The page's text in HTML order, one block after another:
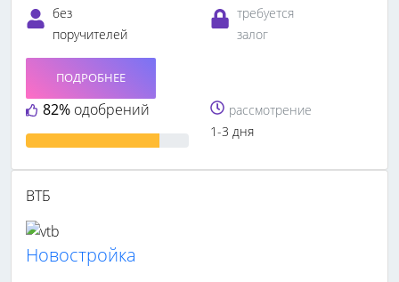
без
поручителей
требуется
залог
82% одобрений
ПОДРОБНЕЕ
рассмотрение
1-3 дня
ВТБ
Новостройка